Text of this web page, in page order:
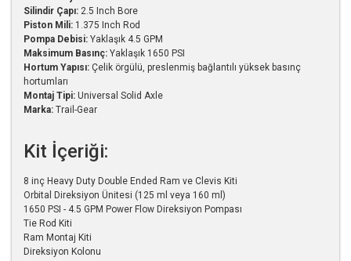
Silindir Çapı: 2.5 Inch Bore
Piston Mili: 1.375 Inch Rod
Pompa Debisi: Yaklaşık 4.5 GPM
Maksimum Basınç: Yaklaşık 1650 PSI
Hortum Yapısı: Çelik örgülü, preslenmiş bağlantılı yüksek basınç
hortumları
Montaj Tipi: Universal Solid Axle
Marka: Trail-Gear
Kit İçeriği:
8 inç Heavy Duty Double Ended Ram ve Clevis Kiti
Orbital Direksiyon Ünitesi (125 ml veya 160 ml)
1650 PSI - 4.5 GPM Power Flow Direksiyon Pompası
Tie Rod Kiti
Ram Montaj Kiti
Direksiyon Kolonu